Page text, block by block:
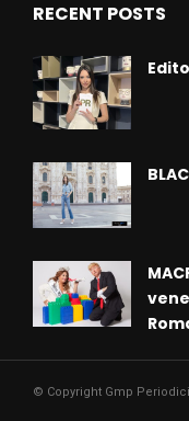
RECENT POSTS
© Copyright Gmp